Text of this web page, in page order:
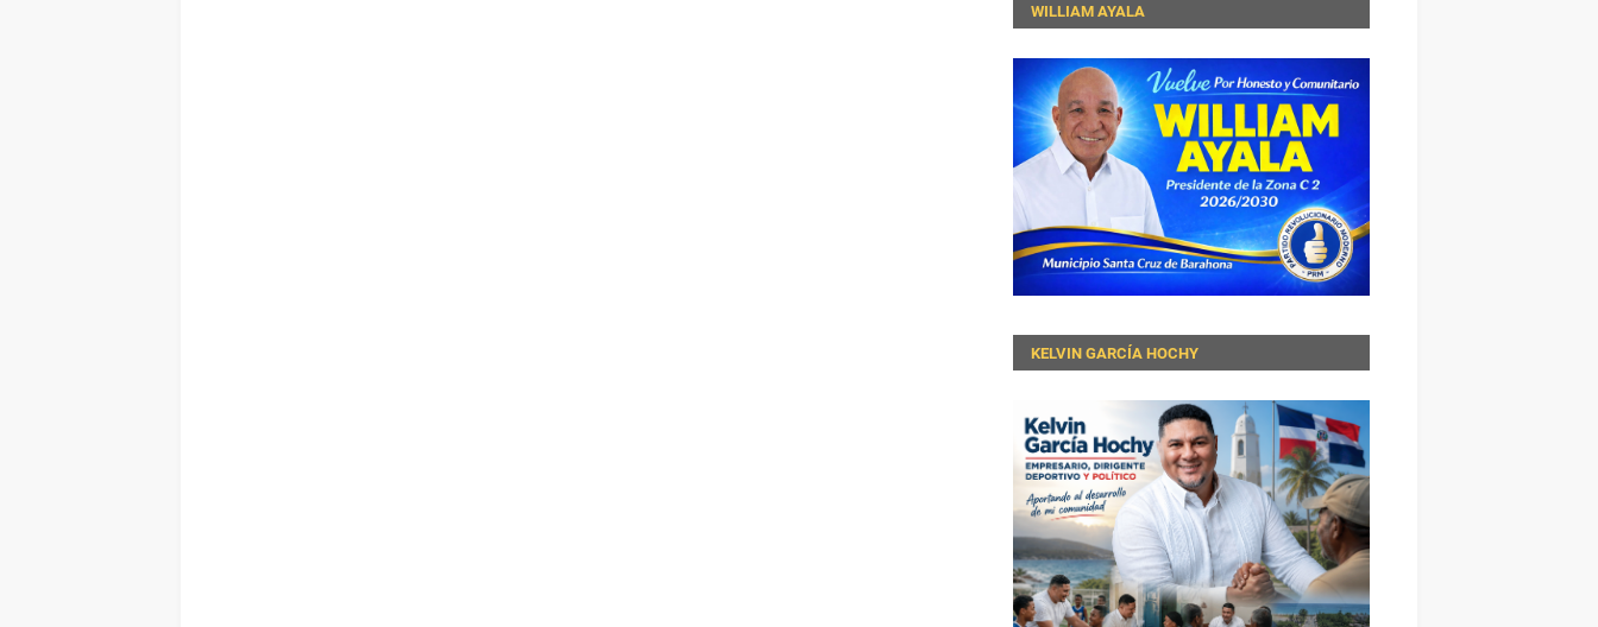
WILLIAM AYALA
KELVIN GARCÍA HOCHY